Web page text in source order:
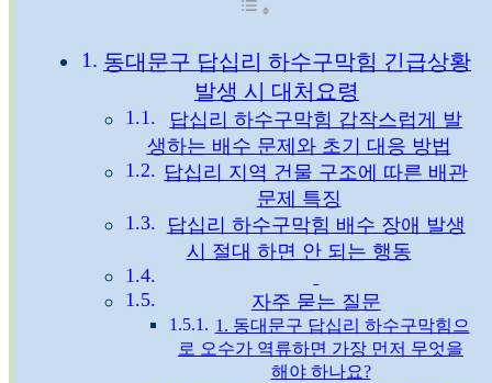
동대문구 답십리 하수구막힘 긴급상황
발생 시 대처요령
답십리 하수구막힘 갑작스럽게 발
생하는 배수 문제와 초기 대응 방법
답십리 지역 건물 구조에 따른 배관
문제 특징
답십리 하수구막힘 배수 장애 발생
시 절대 하면 안 되는 행동
자주 묻는 질문
1. 동대문구 답십리 하수구막힘으
로 오수가 역류하면 가장 먼저 무엇을
해야 하나요?